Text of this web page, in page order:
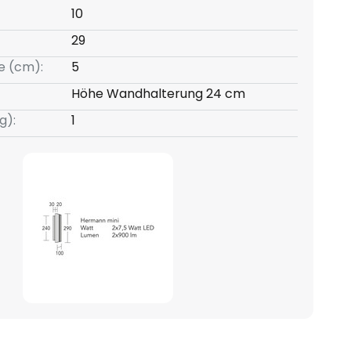
10
29
(cm):
5
Höhe Wandhalterung 24 cm
1